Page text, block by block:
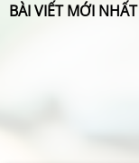
BÀI VIẾT MỚI NHẤT